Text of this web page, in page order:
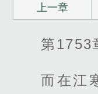
上一章
第1753
而在江